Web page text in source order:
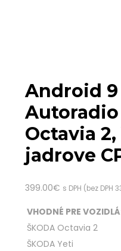
Android
Autoradio
Octavia
jadrove
399.00€ s DPH (bez DPH
VHODNÉ PRE
ŠKODA Octavia 2
ŠKODA Yeti